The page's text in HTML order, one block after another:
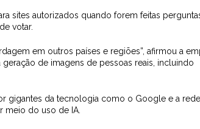
sites autorizados quando forem feitas
votar.
em outros países e regiões”, afirmou a
de imagens de pessoas reais, incluindo
gigantes da tecnologia como o Google e a rede
meio do uso de IA.